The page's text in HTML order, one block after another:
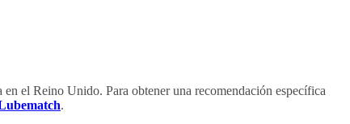
el Reino Unido. Para obtener una recomendación específica
.